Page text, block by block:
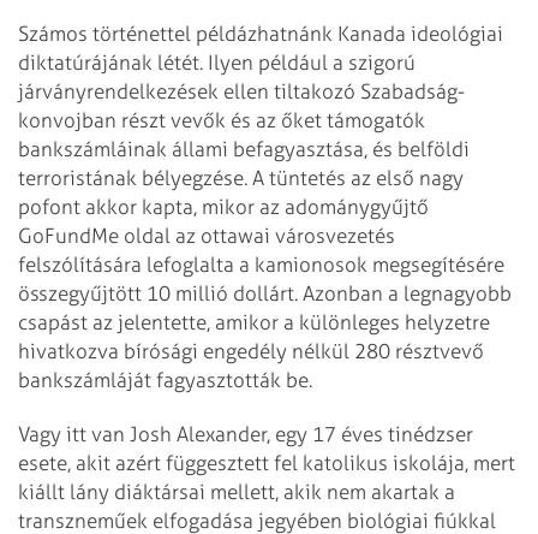
Számos történettel példázhatnánk Kanada ideológiai
diktatúrájának létét. Ilyen például a szigorú
járványrendelkezések ellen tiltakozó Szabadság-
konvojban részt vevők és az őket támogatók
bankszámláinak állami befagyasztása, és belföldi
terroristának bélyegzése. A tüntetés az első nagy
pofont akkor kapta, mikor az adománygyűjtő
GoFundMe oldal az ottawai városvezetés
felszólítására lefoglalta a kamionosok megsegítésére
összegyűjtött 10 millió dollárt. Azonban a legnagyobb
csapást az jelentette, amikor a különleges helyzetre
hivatkozva bírósági engedély nélkül 280 résztvevő
bankszámláját fagyasztották be.
Vagy itt van Josh Alexander, egy 17 éves tiné­dzser
esete, akit azért függesztett fel katolikus iskolája, mert
kiállt lány diáktársai mellett, akik nem akartak a
transzneműek elfogadása jegyé­ben biológiai fiúkkal